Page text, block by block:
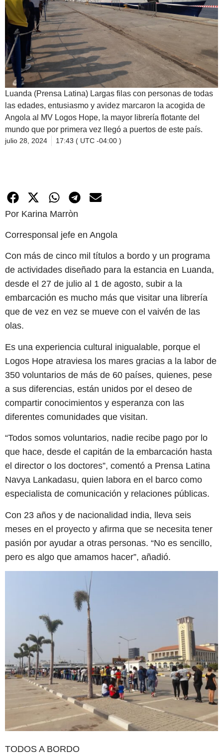
Luanda (Prensa Latina) Largas filas con personas de todas
las edades, entusiasmo y avidez marcaron la acogida de
Angola al MV Logos Hope, la mayor librería flotante del
mundo que por primera vez llegó a puertos de este país.
julio 28, 2024 17:43 ( UTC -04:00 )
Por Karina Marròn
Corresponsal jefe en Angola
Con más de cinco mil títulos a bordo y un programa
de actividades diseñado para la estancia en Luanda,
desde el 27 de julio al 1 de agosto, subir a la
embarcación es mucho más que visitar una librería
que de vez en vez se mueve con el vaivén de las
olas.
Es una experiencia cultural inigualable, porque el
Logos Hope atraviesa los mares gracias a la labor de
350 voluntarios de más de 60 países, quienes, pese
a sus diferencias, están unidos por el deseo de
compartir conocimientos y esperanza con las
diferentes comunidades que visitan.
“Todos somos voluntarios, nadie recibe pago por lo
que hace, desde el capitán de la embarcación hasta
el director o los doctores”, comentó a Prensa Latina
Navya Lankadasu, quien labora en el barco como
especialista de comunicación y relaciones públicas.
Con 23 años y de nacionalidad india, lleva seis
meses en el proyecto y afirma que se necesita tener
pasión por ayudar a otras personas. “No es sencillo,
pero es algo que amamos hacer”, añadió.
TODOS A BORDO